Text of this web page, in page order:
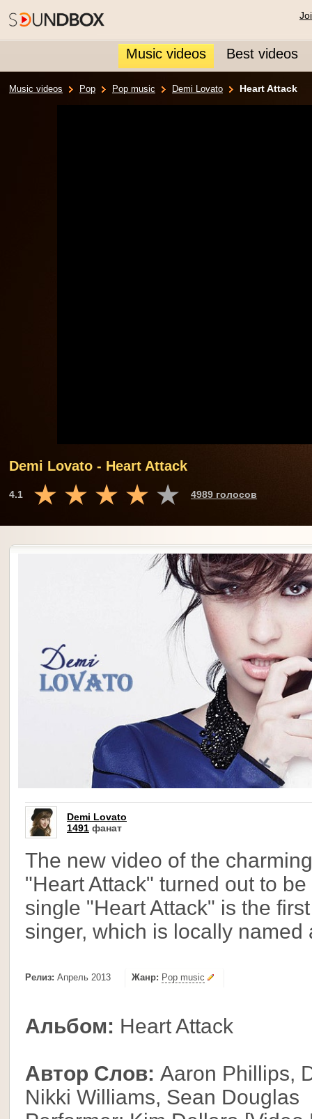
Music videos Best videos
Music videos Pop Pop music Demi Lovato Heart Attack
Demi Lovato - Heart Attack
4.1 4989 голосов
Demi Lovato
1491 фанат
The new video of the
"Heart Attack" turned out to
single "Heart Attack" is the
singer, which is locally
Релиз: Апрель 2013 Жанр: Pop music
Альбом: Heart Attack
Автор Слов: Aaron Phillips,
Nikki Williams, Sean Douglas